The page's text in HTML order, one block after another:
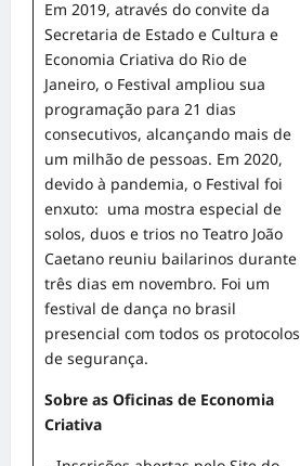
Em 2019, através do convite da
Secretaria de Estado e Cultura e
Economia Criativa do Rio de
Janeiro, o Festival ampliou sua
programação para 21 dias
consecutivos, alcançando mais de
um milhão de pessoas. Em 2020,
devido à pandemia, o Festival foi
enxuto: uma mostra especial de
solos, duos e trios no Teatro João
Caetano reuniu bailarinos durante
três dias em novembro. Foi um
festival de dança no brasil
presencial com todos os protocolos
de segurança.
Sobre as Oficinas de Economia
Criativa